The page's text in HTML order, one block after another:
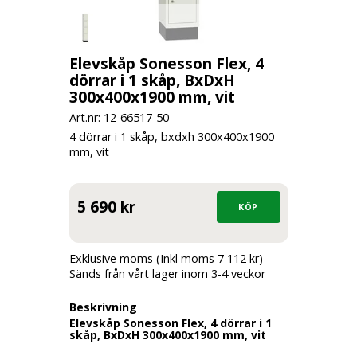
Elevskåp Sonesson Flex, 4
dörrar i 1 skåp, BxDxH
300x400x1900 mm, vit
Art.nr: 12-66517-50
4 dörrar i 1 skåp, bxdxh 300x400x1900
mm, vit
5 690 kr
Exklusive moms (Inkl moms 7 112 kr)
Sänds från vårt lager inom 3-4 veckor
Beskrivning
Elevskåp Sonesson Flex, 4 dörrar i 1
skåp, BxDxH 300x400x1900 mm, vit